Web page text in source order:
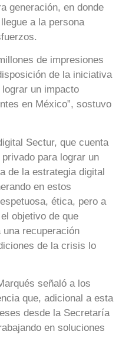
generación, en donde
a la persona
de impresiones
de la iniciativa
un impacto
en México”, sostuvo
Sectur, que cuenta
para lograr un
de la estrategia digital
en estos
ética, pero a
objetivo de que
recuperación
de la crisis lo
señaló a los
que, adicional a esta
desde la Secretaría
en soluciones